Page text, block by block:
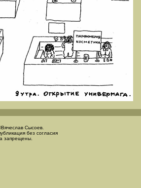
Сысоев.
без согласия
запрещены.